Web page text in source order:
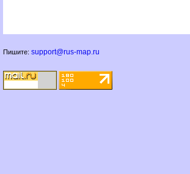
Пишите: support@rus-map.ru